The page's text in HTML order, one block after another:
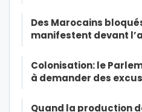
Des Marocains
manifestent devant
Colonisation: le
à demander des
Quand la production